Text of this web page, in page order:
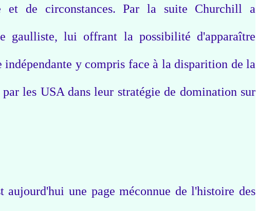
et de circonstances. Par la suite Churchill a
gaulliste, lui offrant la possibilité d'apparaître
y compris face à la disparition de la
les USA dans leur stratégie de domination sur
aujourd'hui une page méconnue de l'histoire des